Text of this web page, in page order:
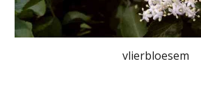
vlierbloesem